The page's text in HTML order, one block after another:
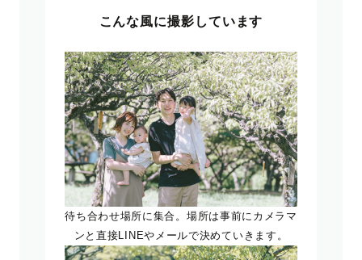
こんな風に撮影しています
待ち合わせ場所に集合。場所は事前にカメラマ
ンと直接LINEやメールで決めていきます。